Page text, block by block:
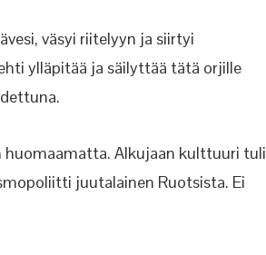
väsyi riitelyyn ja siirtyi
ylläpitää ja säilyttää tätä orjille
huomaamatta. Alkujaan kulttuuri tuli
juutalainen Ruotsista. Ei